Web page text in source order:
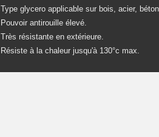
Type glycero applicable sur bois, acier,
Pouvoir antirouille élevé.
Très résistante en extérieure.
Résiste à la chaleur jusqu'à 130°c max.